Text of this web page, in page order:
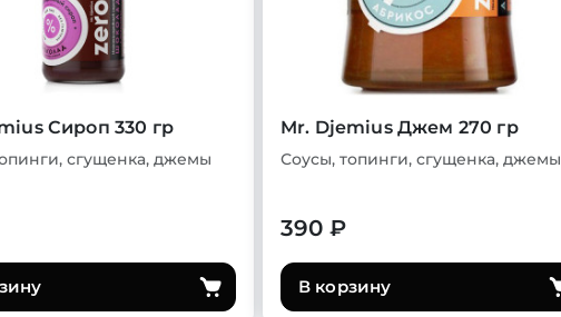
Сироп 330 гр
сгущенка, джемы
Mr. Djemius Джем 270 гр
Соусы, топинги, сгущенка, джемы
390 ₽
В корзину